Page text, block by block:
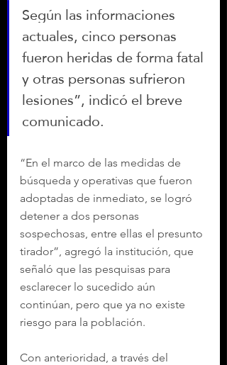
Según las informaciones
actuales, cinco personas
fueron heridas de forma fatal
y otras personas sufrieron
lesiones”, indicó el breve
comunicado.
“En el marco de las medidas de
búsqueda y operativas que fueron
adoptadas de inmediato, se logró
detener a dos personas
sospechosas, entre ellas el presunto
tirador”, agregó la institución, que
señaló que las pesquisas para
esclarecer lo sucedido aún
continúan, pero que ya no existe
riesgo para la población.
Con anterioridad, a través del